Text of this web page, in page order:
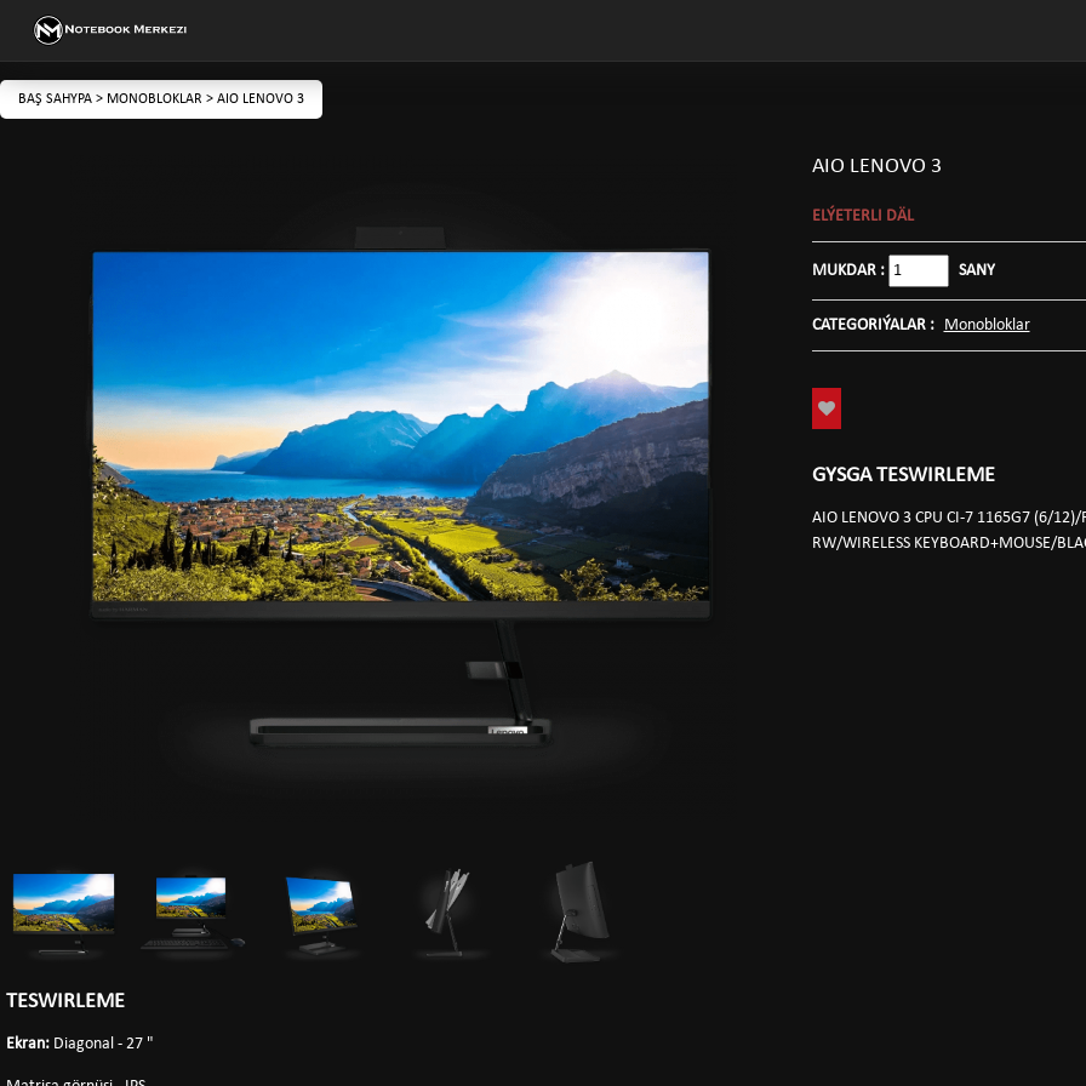
BAŞ SAHYPA > MONOBLOKLAR > AIO LENOVO 3
AIO LENOVO 3
ELÝETERLI DÄL
MUKDAR : SANY
CATEGORIÝALAR : Monobloklar
GYSGA TESWIRLEME
AIO LENOVO 3 CPU CI-7 1165G7 (6/
RW/WIRELESS KEYBOARD+MOUSE/
TESWIRLEME
Ekran: Diagonal - 27 "